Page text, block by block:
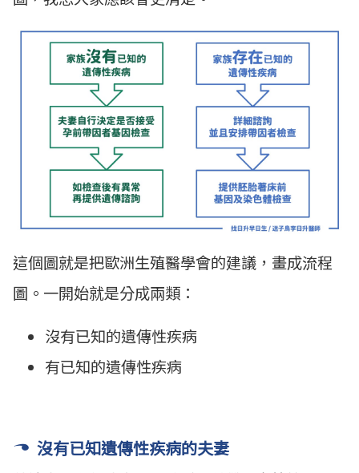
這個圖就是把歐洲生殖醫學會的建議，畫成流程
圖。一開始就是分成兩類：
沒有已知的遺傳性疾病
有已知的遺傳性疾病
沒有已知遺傳性疾病的夫妻